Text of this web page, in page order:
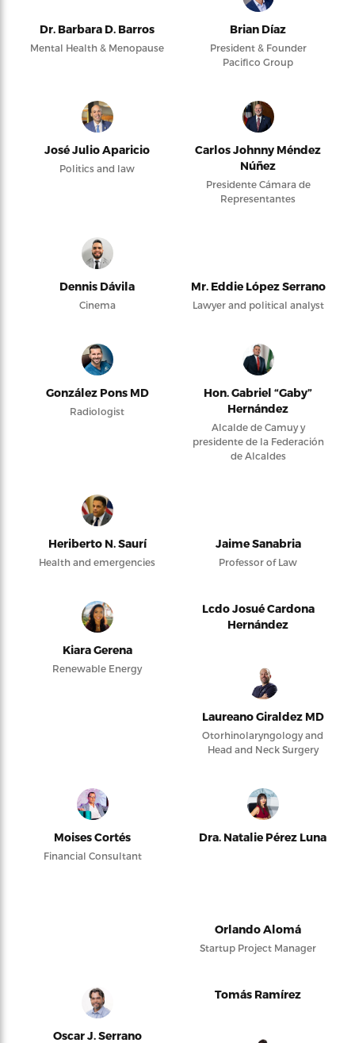
Dr. Barbara D. Barros
Mental Health & Menopause
Brian Díaz
President & Founder
Pacifico Group
José Julio Aparicio
Politics and law
Carlos Johnny Méndez
Núñez
Presidente Cámara de
Representantes
Dennis Dávila
Cinema
Mr. Eddie López Serrano
Lawyer and political analyst
González Pons MD
Radiologist
Hon. Gabriel “Gaby”
Hernández
Alcalde de Camuy y
presidente de la Federación
de Alcaldes
Heriberto N. Saurí
Health and emergencies
Jaime Sanabria
Professor of Law
Kiara Gerena
Renewable Energy
Lcdo Josué Cardona
Hernández
Laureano Giraldez MD
Otorhinolaryngology and
Head and Neck Surgery
Moises Cortés
Financial Consultant
Dra. Natalie Pérez Luna
Orlando Alomá
Startup Project Manager
Oscar J. Serrano
Tomás Ramírez